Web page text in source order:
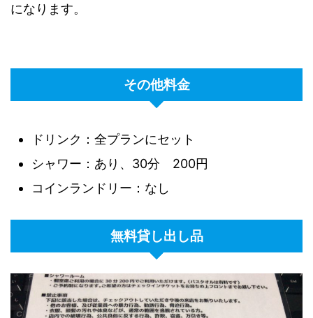
になります。
その他料金
ドリンク：全プランにセット
シャワー：あり、30分 200円
コインランドリー：なし
無料貸し出し品